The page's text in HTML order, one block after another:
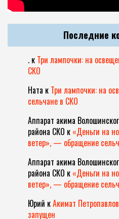
Последние
. к Три лампочки: на
СКО
Ната к Три лампочки: на
сельчане в СКО
Аппарат акима
района СКО к «Деньги на
ветер», — обращение
Аппарат акима
района СКО к «Деньги на
ветер», — обращение
Юрий кАкимат
запущен